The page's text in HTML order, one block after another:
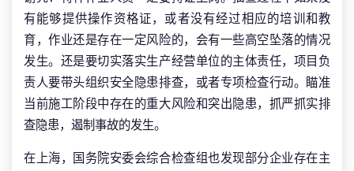
有能够提供操作资格证，或者没有经过相应的培训和教
育，作业还是存在一定风险的，会有一些高空坠落的情况
发生。还是要切实落实生产经营单位的主体责任，项目负
责人要带头组织安全隐患排查，或者专项检查行动。瞄准
当前施工阶段中存在的重大风险和突出隐患，抓严抓实排
查隐患，遏制事故的发生。
在上海，国务院安委会综合检查组也发现部分企业存在主